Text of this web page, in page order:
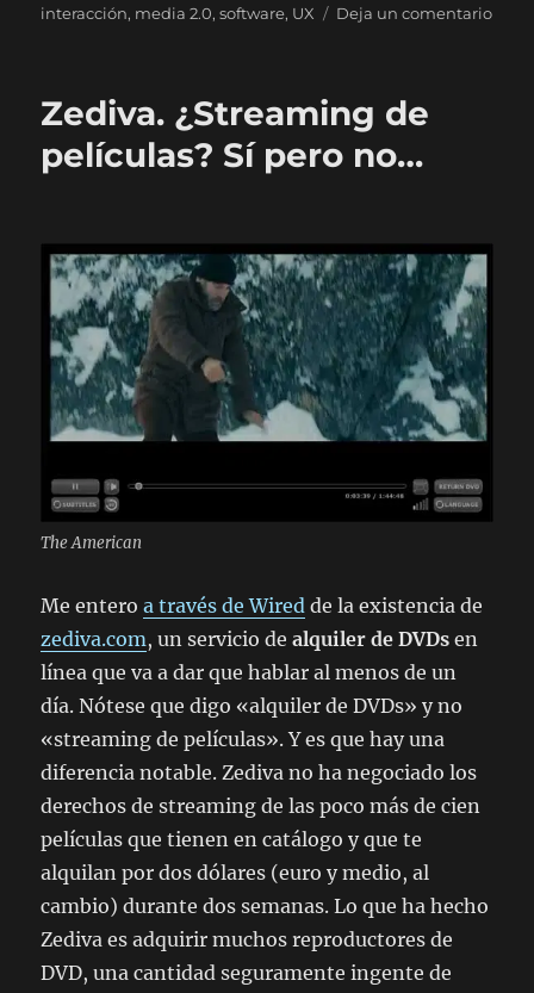
el
interacción, media 2.0,software, UX Deja un comentarioen
Zediva. ¿Streaming de
películas? Sí pero no…
The American
Me enteroa través de Wired de la existencia de
zediva.com, un servicio dealquiler de DVDs en
línea que va a dar que hablar al menos de un
día. Nótese que digo «alquiler de DVDs» y no
«streaming de películas». Y es que hay una
diferencia notable. Zediva no ha negociado los
derechos de streaming de las poco más de cien
películas que tienen en catálogo y que te
alquilan por dos dólares (euro y medio, al
cambio) durante dos semanas. Lo que ha hecho
Zediva es adquirir muchos reproductores de
DVD, una cantidad seguramente ingente de